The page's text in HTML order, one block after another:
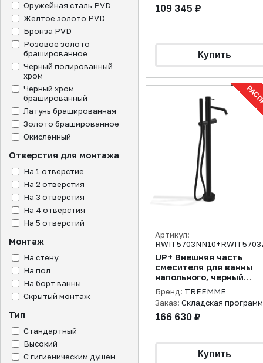
Оружейная сталь PVD
Желтое золото PVD
Бронза PVD
Розовое золото
брашированное
Черный полированный
хром
Черный хром
брашированный
Латунь брашированная
Золото брашированное
Окисленный
Отверстия для монтажа
На 1 отверстие
На 2 отверстия
На 3 отверстия
На 4 отверстия
На 5 отверстий
Монтаж
На стену
На пол
На борт ванны
Скрытый монтаж
Тип
Стандартный
Высокий
С гигиеническим душем
109 345 ₽
Артикул:
UP+ Внешняя часть
смесителя для ванны
напольного, черный
матовый/Встраиваемая
часть
Бренд: TREEMME
Заказ: Складская
166 630 ₽